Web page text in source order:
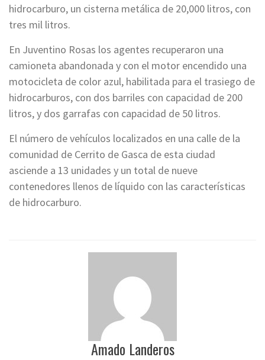
hidrocarburo, un cisterna metálica de 20,000 litros, con
tres mil litros.
En Juventino Rosas los agentes recuperaron una
camioneta abandonada y con el motor encendido una
motocicleta de color azul, habilitada para el trasiego de
hidrocarburos, con dos barriles con capacidad de 200
litros, y dos garrafas con capacidad de 50 litros.
El número de vehículos localizados en una calle de la
comunidad de Cerrito de Gasca de esta ciudad
asciende a 13 unidades y un total de nueve
contenedores llenos de líquido con las características
de hidrocarburo.
Amado Landeros